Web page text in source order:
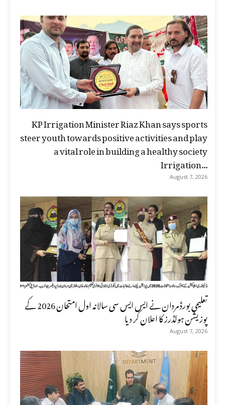
KP Irrigation Minister Riaz Khan says sports
steer youth towards positive activities and play
a vital role in building a healthy society
Irrigation...
August 7, 2026
تعلیمی بورڈ مردان نے ایس ایس سی سالانہ اول امتحان 2026 کے
پوزیشن ہولڈرز کا اعلان کر دیا
August 7, 2026